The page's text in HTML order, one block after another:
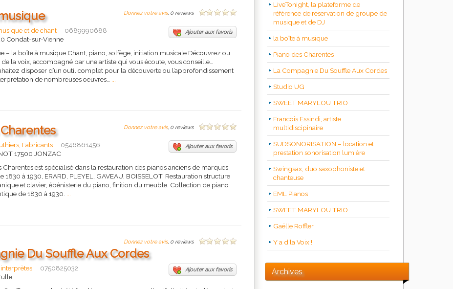
Donnez votre avis, 0 reviews
et de chant Ajouter aux favoris
0689990688
Condat-sur-Vienne
– la boîte à musique Chant, piano, solfège, initiation musicale Découvrez ou
la voix, accompagné par une artiste qui vous écoute, vous conseille…
disposer d’un outil complet pour la découverte ou l’approfondissement
de nombreuses oeuvres…
Donnez votre avis, 0 reviews
Fabricants Ajouter aux favoris
0546861456
17500 JONZAC
Charentes est spécialisé dans la restauration des pianos anciens de marques
1830 à 1930, ERARD, PLEYEL, GAVEAU, BOISSELOT. Restauration structure
et clavier, ébénisterie du piano, finition du meuble. Collection de piano
de 1830 à 1930.
Donnez votre avis, 0 reviews
Du Souffle Aux Cordes
Ajouter aux favoris
0750825032
LiveTonight, la plateforme de
référence de réservation de groupe de
musique et de DJ
la boîte à musique
Piano des Charentes
La Compagnie Du Souffle Aux Cordes
Studio UG
SWEET MARYLOU TRIO
Francois Essindi, artiste
multidiscipinaire
SUDSONORISATION – location et
prestation sonorisation lumière
Swingsax, duo saxophoniste et
chanteuse
EML Pianos
SWEET MARYLOU TRIO
Gaëlle Roffler
Y a d’la Voix !
Archives